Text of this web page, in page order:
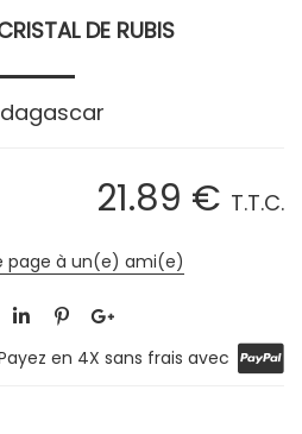
DE RUBIS
21.89 € T.T.C.
page à un(e) ami(e)
en 4X sans frais avec